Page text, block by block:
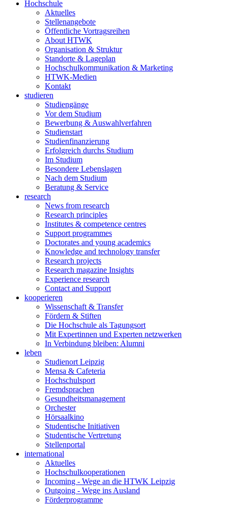
Hochschule
Aktuelles
Stellenangebote
Öffentliche Vortragsreihen
About HTWK
Organisation & Struktur
Standorte & Lageplan
Hochschulkommunikation & Marketing
HTWK-Medien
Kontakt
studieren
Studiengänge
Vor dem Studium
Bewerbung & Auswahlverfahren
Studienstart
Studienfinanzierung
Erfolgreich durchs Studium
Im Studium
Besondere Lebenslagen
Nach dem Studium
Beratung & Service
research
News from research
Research principles
Institutes & competence centres
Support programmes
Doctorates and young academics
Knowledge and technology transfer
Research projects
Research magazine Insights
Experience research
Contact and Support
kooperieren
Wissenschaft & Transfer
Fördern & Stiften
Die Hochschule als Tagungsort
Mit Expertinnen und Experten netzwerken
In Verbindung bleiben: Alumni
leben
Studienort Leipzig
Mensa & Cafeteria
Hochschulsport
Fremdsprachen
Gesundheitsmanagement
Orchester
Hörsaalkino
Studentische Initiativen
Studentische Vertretung
Stellenportal
international
Aktuelles
Hochschulkooperationen
Incoming - Wege an die HTWK Leipzig
Outgoing - Wege ins Ausland
Förderprogramme